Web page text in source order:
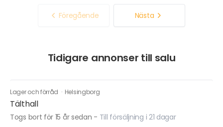
Föregående Nästa
Tidigare annonser till salu
Lager och förråd · Helsingborg
Tälthall
Togs bort för 15 år sedan - Till försäljning i 21 dagar